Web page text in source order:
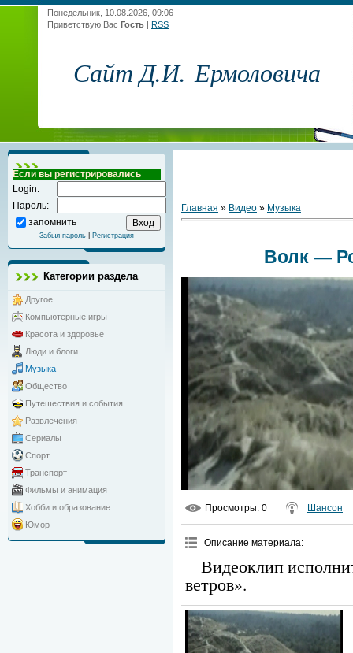
Понедельник, 10.08.2026, 09:06
Приветствую Вас Гость | RSS
Сайт Д.И. Ермоловича
Если вы регистрировались
Login:
Пароль:
запомнить
Забыл пароль Регистрация
Категории раздела
Другое
Компьютерные игры
Красота и здоровье
Люди и блоги
Музыка
Общество
Путешествия и события
Развлечения
Сериалы
Спорт
Транспорт
Фильмы и анимация
Хобби и образование
Юмор
Главная » Видео » Музыка
Волк —
Просмотры: 0 Шансон
Описание материала:
Видеоклип
ветров».